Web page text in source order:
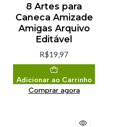
8 Artes para
Caneca Amizade
Amigas Arquivo
Editável
R$19,97
Adicionar ao Carrinho
Comprar agora